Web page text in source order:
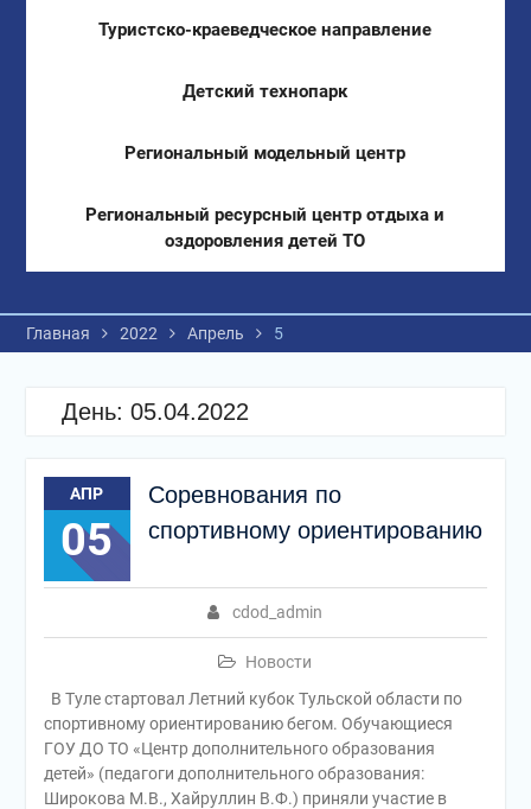
Туристско-краеведческое направление
Детский технопарк
Региональный модельный центр
Региональный ресурсный центр отдыха и
оздоровления детей ТО
Главная 2022 Апрель 5
День: 05.04.2022
АПР
05
Соревнования по
спортивному ориентированию
cdod_admin
Новости
В Туле стартовал Летний кубок Тульской области по
спортивному ориентированию бегом. Обучающиеся
ГОУ ДО ТО «Центр дополнительного образования
детей» (педагоги дополнительного образования:
Широкова М.В., Хайруллин В.Ф.) приняли участие в